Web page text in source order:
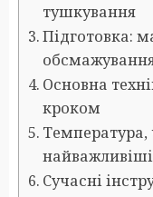
тушкування
Підготовка:
Основна
кроком
Температура,
Сучасні